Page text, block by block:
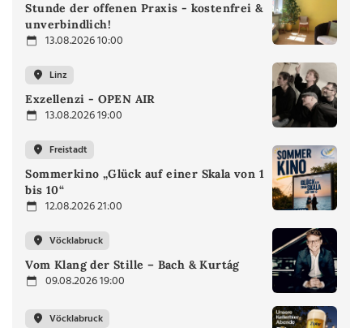
Stunde der offenen Praxis - kostenfrei &
unverbindlich!
13.08.2026 10:00
Linz
Exzellenzi - OPEN AIR
13.08.2026 19:00
Freistadt
Sommerkino „Glück auf einer Skala von 1
bis 10“
12.08.2026 21:00
Vöcklabruck
Vom Klang der Stille – Bach & Kurtág
09.08.2026 19:00
Vöcklabruck